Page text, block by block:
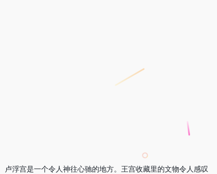
卢浮宫是一个令人神往心驰的地方。王宫收藏里的文物令人感叹